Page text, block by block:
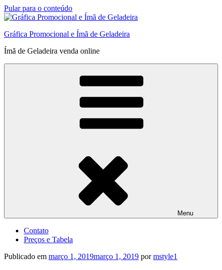
Pular para o conteúdo
Gráfica Promocional e Ímã de Geladeira
Ímã de Geladeira venda online
Menu
Contato
Preços e Tabela
Publicado em março 1, 2019março 1, 2019 pormstyle1